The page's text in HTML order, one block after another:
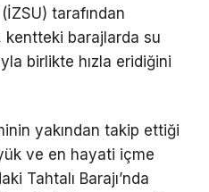
tarafından
kentteki barajlarda su
birlikte hızla eridiğini
yakından takip ettiği
ve en hayati içme
Tahtalı Barajı’nda